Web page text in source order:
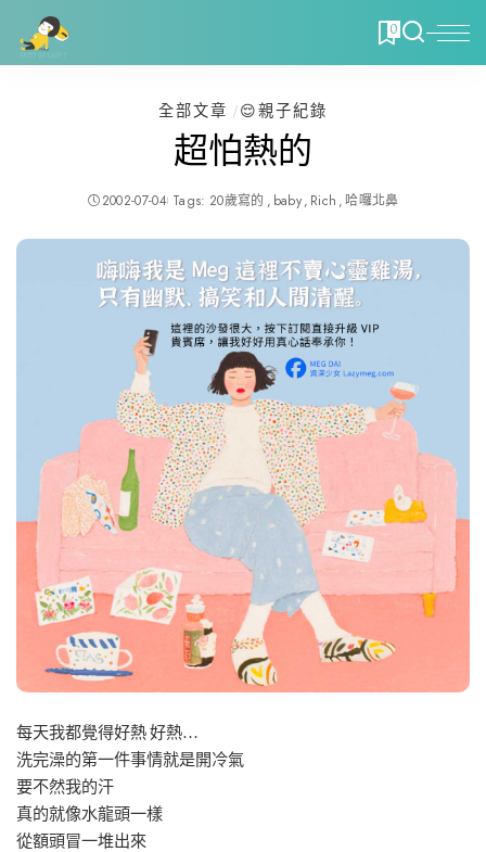
0
全部文章 😌親子紀錄
超怕熱的
2002-07-04 Tags: 20歲寫的 baby Rich 哈囉北鼻
每天我都覺得好熱 好熱…
洗完澡的第一件事情就是開冷氣
要不然我的汗
真的就像水龍頭一樣
從額頭冒一堆出來